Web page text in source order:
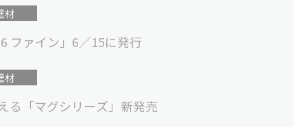
材
ファイン」6／15に発行
材
る「マグシリーズ」新発売